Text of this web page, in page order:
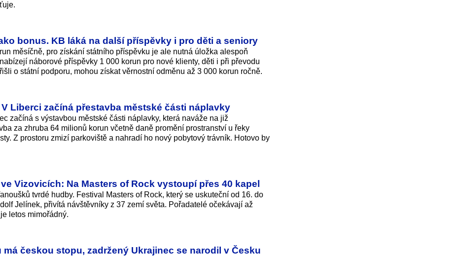
bonus. KB láká na další příspěvky i pro děti a seniory
měsíčně, pro získání státního příspěvku je ale nutná úložka alespoň
náborové příspěvky 1 000 korun pro nové klienty, děti i při převodu
o státní podporu, mohou získat věrnostní odměnu až 3 000 korun ročně.
Liberci začíná přestavba městské části náplavky
začíná s výstavbou městské části náplavky, která naváže na již
za zhruba 64 milionů korun včetně daně promění prostranství u řeky
Z prostoru zmizí parkoviště a nahradí ho nový pobytový trávník. Hotovo by
Vizovicích: Na Masters of Rock vystoupí přes 40 kapel
tvrdé hudby. Festival Masters of Rock, který se uskuteční od 16. do
Jelínek, přivítá návštěvníky z 37 zemí světa. Pořadatelé očekávají až
letos mimořádný.
českou stopu, zadržený Ukrajinec se narodil v Česku